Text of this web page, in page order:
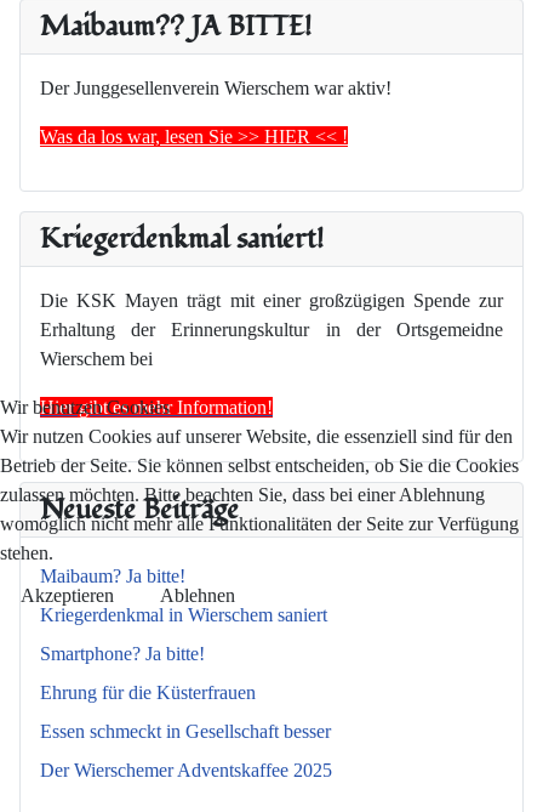
Maibaum?? JA BITTE!
Der Junggesellenverein Wierschem war aktiv!
Was da los war, lesen Sie >> HIER << !
Kriegerdenkmal saniert!
Die KSK Mayen trägt mit einer großzügigen Spende zur
Erhaltung der Erinnerungskultur in der Ortsgemeidne
Wierschem bei
Hier gibt es mehr Information!
Neueste Beiträge
Maibaum? Ja bitte!
Kriegerdenkmal in Wierschem saniert
Smartphone? Ja bitte!
Ehrung für die Küsterfrauen
Essen schmeckt in Gesellschaft besser
Der Wierschemer Adventskaffee 2025
Wir benutzen Cookies
Wir nutzen Cookies auf unserer Website, die essenziell sind für den
Betrieb der Seite. Sie können selbst entscheiden, ob Sie die Cookies
zulassen möchten. Bitte beachten Sie, dass bei einer Ablehnung
womöglich nicht mehr alle Funktionalitäten der Seite zur Verfügung
stehen.
Akzeptieren Ablehnen